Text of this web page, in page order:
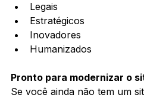
Legais
Estratégicos
Inovadores
Humanizados
Pronto para modernizar o
Se você ainda não tem um